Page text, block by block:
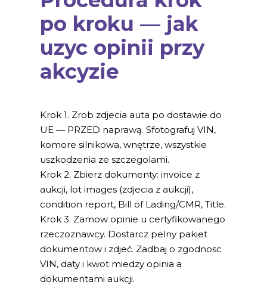
po kroku — jak
uzyc opinii przy
akcyzie
Krok 1. Zrob zdjecia auta po dostawie do
UE — PRZED naprawą. Sfotografuj VIN,
komore silnikowa, wnętrze, wszystkie
uszkodzenia ze szczegolami.
Krok 2. Zbierz dokumenty: invoice z
aukcji, lot images (zdjecia z aukcji),
condition report, Bill of Lading/CMR, Title.
Krok 3. Zamow opinie u certyfikowanego
rzeczoznawcy. Dostarcz pelny pakiet
dokumentow i zdjeć. Zadbaj o zgodnosc
VIN, daty i kwot miedzy opinia a
dokumentami aukcji.